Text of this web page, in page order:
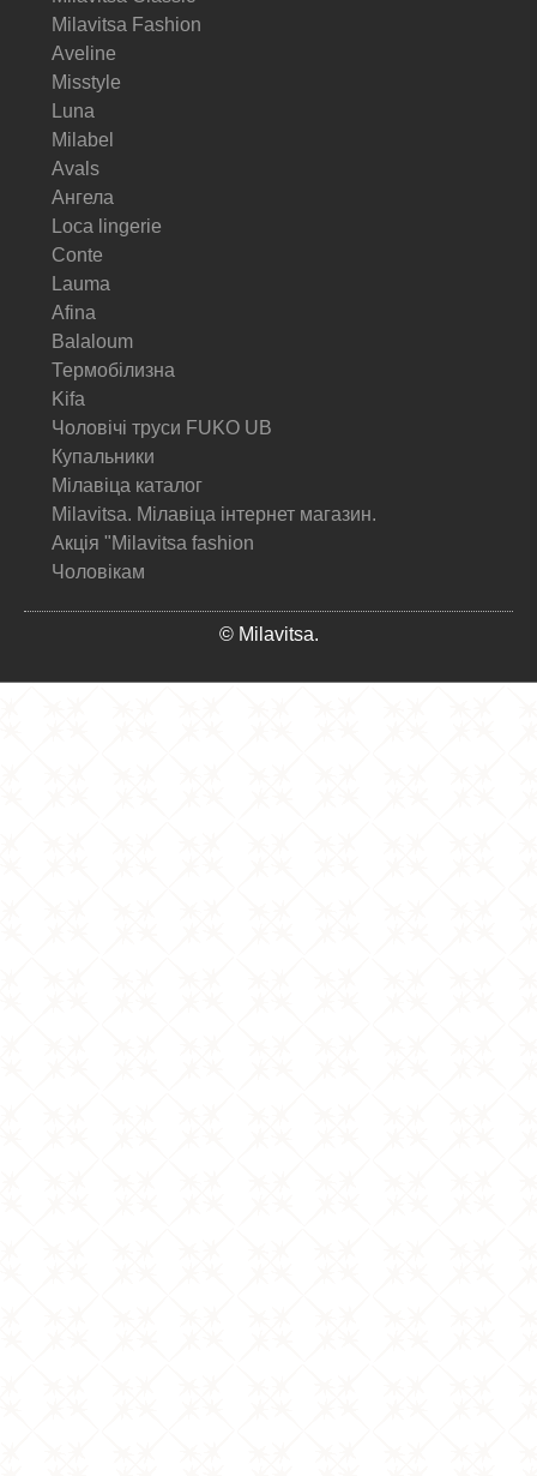
Milavitsa Fashion
Aveline
Misstyle
Luna
Milabel
Avals
Ангела
Loca lingerie
Conte
Lauma
Afina
Balaloum
Термобілизна
Kifa
Чоловічі труси FUKO UB
Купальники
Мілавіца каталог
Milavitsa. Мілавіца інтернет магазин.
Акція "Milavitsa fashion
Чоловікам
© Milavitsa.